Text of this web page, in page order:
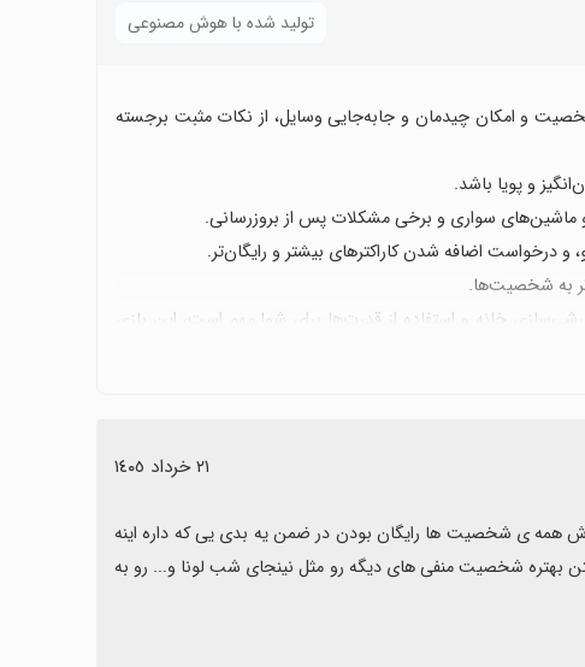
تولید شده با هوش مصنوعی
شخصیت و امکان چیدمان و جابه‌جایی وسایل، از نکات مثبت برجسته
و پویا باشد.
ماشین‌های سواری و برخی مشکلات پس از بروزرسانی.
درخواست اضافه شدن کاراکترهای بیشتر و رایگان‌تر.
به شخصیت‌ها.
خانه و استفاده از قدرت‌ها برای شما مهم است، این بازی
٢١ خرداد ١٤٠٥